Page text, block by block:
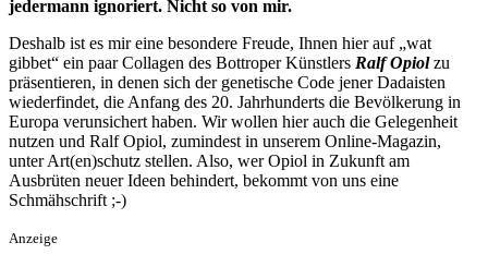
jedermann ignoriert. Nicht so von mir.
Deshalb ist es mir eine besondere Freude, Ihnen hier auf „wat
gibbet“ ein paar Collagen des Bottroper Künstlers Ralf Opiolzu
präsentieren, in denen sich der genetische Code jener Dadaisten
wiederfindet, die Anfang des 20. Jahrhunderts die Bevölkerung in
Europa verunsichert haben. Wir wollen hier auch die Gelegenheit
nutzen und Ralf Opiol, zumindest in unserem Online-Magazin,
unter Art(en)schutz stellen. Also, wer Opiol in Zukunft am
Ausbrüten neuer Ideen behindert, bekommt von uns eine
Schmähschrift ;-)
Anzeige